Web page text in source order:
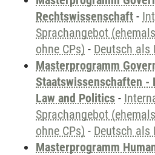
Rechtswissenschaft -
Sprachangebot
ohne CPs) - Deutsch als
Masterprogramm
Staatswissenschaften -
Law and Politics -
Sprachangebot
ohne CPs) - Deutsch als
Masterprogramm